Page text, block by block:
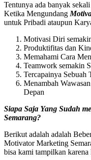
Tentunya ada banyak
Ketika Mengundang
untuk Pribadi ataupun
Motivasi Diri
Produktifitas dan
Memahami Cara
Teamwork semakin
Tercapainya Sebuah
Menambah
Depan
Siapa Saja Yang Sudah
Semarang?
Berikut adalah adalah
Motivator Marketing
bisa kami tampilkan karena